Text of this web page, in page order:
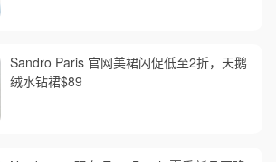
Sandro Paris 官网美裙闪促低至2折，天鹅
绒水钻裙$89